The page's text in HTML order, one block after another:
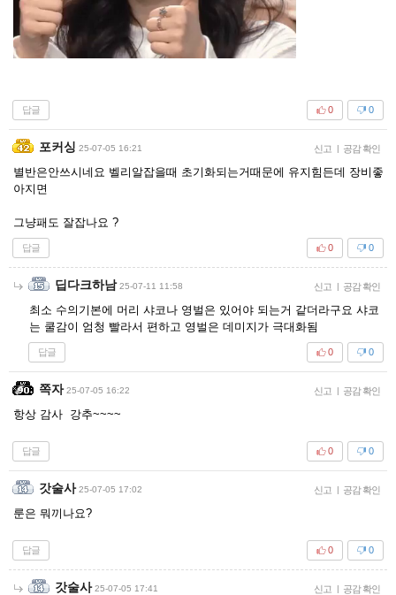
답글 0
0
포커싱 25-07-05 16:21 신고 | 공감 확인
별반은안쓰시네요 벨리알잡을때 초기화되는거때문에 유지힘든데 장비좋
아지면
그냥패도 잘잡나요 ?
답글 0
0
딥다크하남 25-07-11 11:58 신고 | 공감 확인
최소 수의기본에 머리 샤코나 영벌은 있어야 되는거 같더라구요 샤코
는 쿨감이 엄청 빨라서 편하고 영벌은 데미지가 극대화됨
답글 0
0
쪽자 25-07-05 16:22 신고 | 공감 확인
항상 감사 강추~~~~
답글 0
0
갓술사 25-07-05 17:02 신고 | 공감 확인
룬은 뭐끼나요?
답글 0
0
갓술사 25-07-05 17:41 신고 | 공감 확인